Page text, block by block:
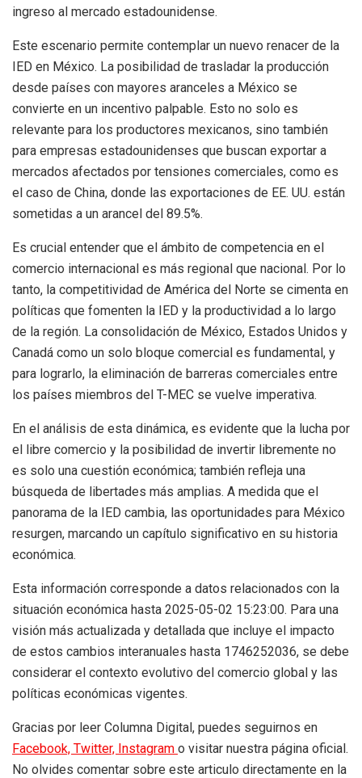
ingreso al mercado estadounidense.
Este escenario permite contemplar un nuevo renacer de la
IED en México. La posibilidad de trasladar la producción
desde países con mayores aranceles a México se
convierte en un incentivo palpable. Esto no solo es
relevante para los productores mexicanos, sino también
para empresas estadounidenses que buscan exportar a
mercados afectados por tensiones comerciales, como es
el caso de China, donde las exportaciones de EE. UU. están
sometidas a un arancel del 89.5%.
Es crucial entender que el ámbito de competencia en el
comercio internacional es más regional que nacional. Por lo
tanto, la competitividad de América del Norte se cimenta en
políticas que fomenten la IED y la productividad a lo largo
de la región. La consolidación de México, Estados Unidos y
Canadá como un solo bloque comercial es fundamental, y
para lograrlo, la eliminación de barreras comerciales entre
los países miembros del T-MEC se vuelve imperativa.
En el análisis de esta dinámica, es evidente que la lucha por
el libre comercio y la posibilidad de invertir libremente no
es solo una cuestión económica; también refleja una
búsqueda de libertades más amplias. A medida que el
panorama de la IED cambia, las oportunidades para México
resurgen, marcando un capítulo significativo en su historia
económica.
Esta información corresponde a datos relacionados con la
situación económica hasta 2025-05-02 15:23:00. Para una
visión más actualizada y detallada que incluye el impacto
de estos cambios interanuales hasta 1746252036, se debe
considerar el contexto evolutivo del comercio global y las
políticas económicas vigentes.
Gracias por leer Columna Digital, puedes seguirnos en
Facebook, Twitter, Instagram o visitar nuestra página oficial.
No olvides comentar sobre este articulo directamente en la